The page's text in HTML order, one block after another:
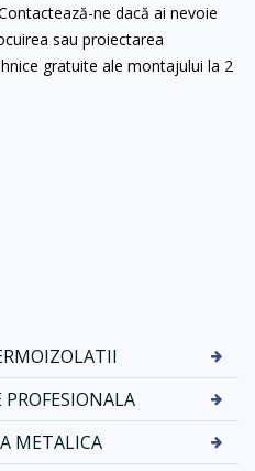
ne dacă ai nevoie
sau proiectarea
gratuite ale montajului la 2
METALICA